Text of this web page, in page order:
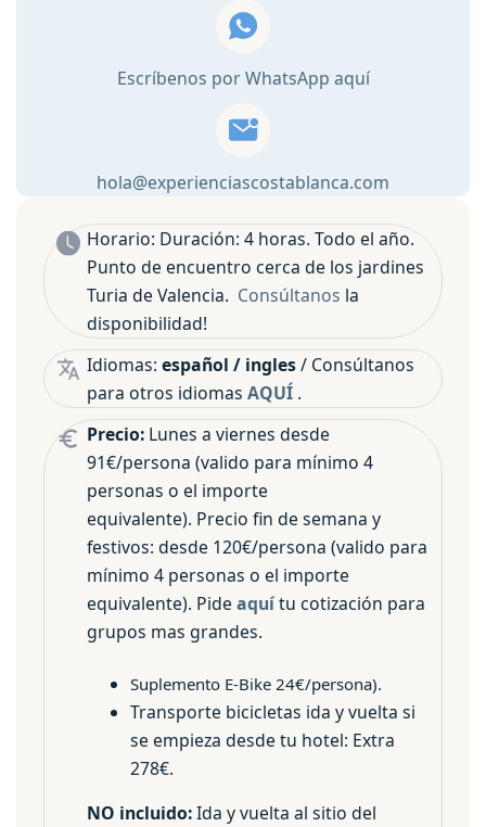
Escríbenos por WhatsApp aquí
hola@experienciascostablanca.com
Horario: Duración: 4 horas. Todo el año.
Punto de encuentro cerca de los jardines
Turia de Valencia. Consúltanos la
disponibilidad!
Idiomas: español / ingles/ Consúltanos
para otros idiomas AQUÍ .
Precio: Lunes a viernes desde
91€/persona (valido para mínimo 4
personas o el importe
equivalente). Precio fin de semana y
festivos: desde 120€/persona (valido para
mínimo 4 personas o el importe
equivalente). Pide aquítu cotización para
grupos mas grandes.
Suplemento E-Bike 24€/persona).
Transporte bicicletas ida y vuelta si
se empieza desde tu hotel: Extra
278€.
NO incluido:Ida y vuelta al sitio del